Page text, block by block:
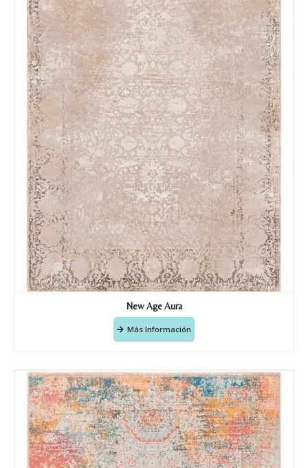
New Age Aura
Más Información
Correo electronico *
Tu mensaje.
Nombre y Referencia del producto*
Acuerdo RGPD*
Doy mi consentimiento para que
esta web almacene la
información que envío para que
puedan responder a mi petición.
Recibir mi oferta